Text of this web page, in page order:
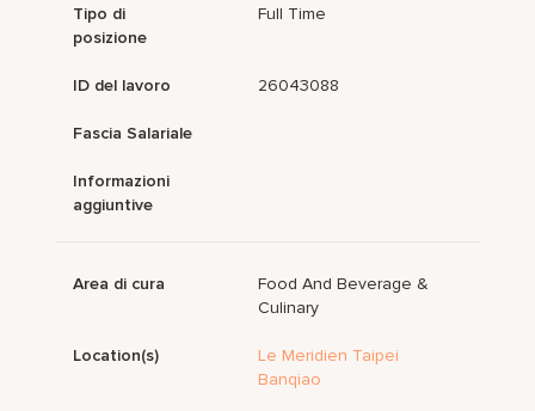
Tipo di
posizione
Full Time
ID del lavoro 26043088
Fascia Salariale
Informazioni
aggiuntive
Area di cura
Food And Beverage &
Culinary
Location(s)
Le Meridien Taipei
Banqiao